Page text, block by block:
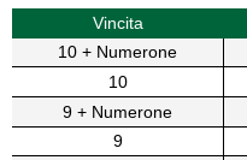
Vincita
10 + Numerone
10
9 + Numerone
9